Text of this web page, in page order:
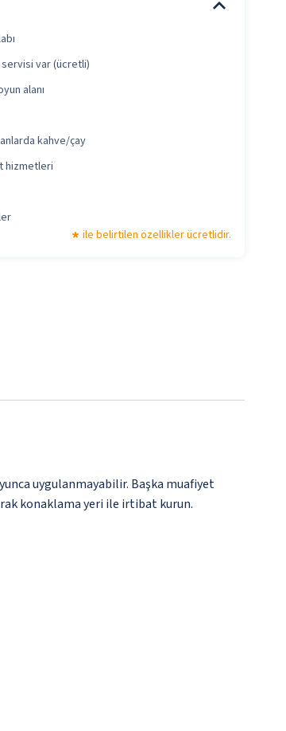
servisi var (ücretli)
alanı
kahve/çay
hizmetleri
ile belirtilen özellikler ücretlidir.
uygulanmayabilir. Başka muafiyet
konaklama yeri ile irtibat kurun.